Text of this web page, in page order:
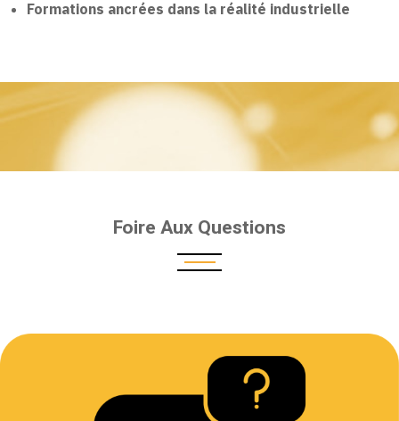
Formations ancrées dans la réalité industrielle
Foire Aux Questions